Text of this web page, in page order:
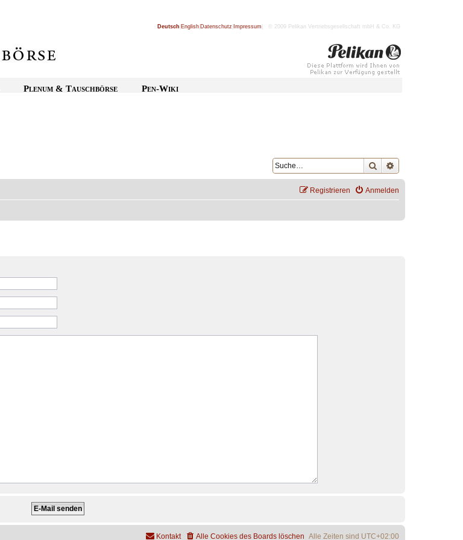
Deutsch English Datenschutz Impressum | © 2009 Pelikan Vertriebsgesellschaft mbH & Co. KG
Plenum & Tauschbörse Pen-Wiki
Suche
Anmelden
Registrieren
Alle Zeiten sind UTC+02:00
Alle Cookies des Boards löschen
Kontakt